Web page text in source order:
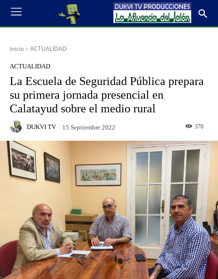
Inicio ACTUALIDAD
ACTUALIDAD
La Escuela de Seguridad Pública prepara
su primera jornada presencial en
Calatayud sobre el medio rural
DUKVI TV 15 Septiembre 2022 378